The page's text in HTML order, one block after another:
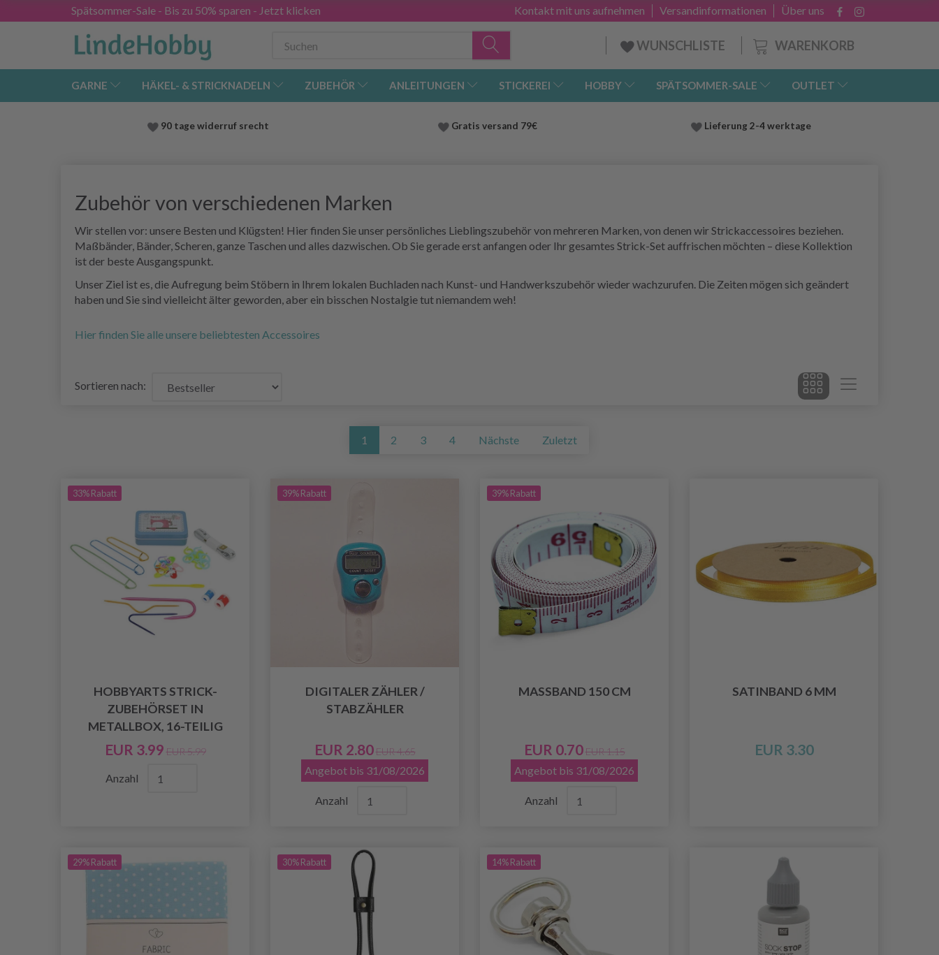
Spätsommer-Sale - Bis zu 50% sparen - Jetzt klicken Über uns
Versandinformationen
Kontakt mit uns aufnehmen
WARENKORB
WUNSCHLISTE
GARNE HÄKEL- & STRICKNADELN ZUBEHÖR ANLEITUNGEN STICKEREI HOBBY SPÄTSOMMER-SALE OUTLET
90 tage widerruf srecht Gratis versand 79€ Lieferung 2-4 werktage
Zubehör von verschiedenen Marken
Wir stellen vor: unsere Besten und Klügsten! Hier finden Sie unser persönliches Lieblingszubehör von mehreren Marken, von denen wir Strickaccessoires beziehen.
Maßbänder, Bänder, Scheren, ganze Taschen und alles dazwischen. Ob Sie gerade erst anfangen oder Ihr gesamtes Strick-Set auffrischen möchten – diese Kollektion
ist der beste Ausgangspunkt.
Unser Ziel ist es, die Aufregung beim Stöbern in Ihrem lokalen Buchladen nach Kunst- und Handwerkszubehör wieder wachzurufen. Die Zeiten mögen sich geändert
haben und Sie sind vielleicht älter geworden, aber ein bisschen Nostalgie tut niemandem weh!
Hier finden Sie alle unsere beliebtesten Accessoires
Sortieren nach:
1 2 3 4 Nächste Zuletzt
33% Rabatt
HOBBYARTS STRICK-
ZUBEHÖRSET IN
METALLBOX, 16-TEILIG
EUR 3.99 EUR 5.99
Anzahl
39% Rabatt
DIGITALER ZÄHLER /
STABZÄHLER
EUR 2.80 EUR 4.65
Angebot bis 31/08/2026
Anzahl
39% Rabatt
MASSBAND 150 CM
EUR 0.70 EUR 1.15
Angebot bis 31/08/2026
Anzahl
SATINBAND 6 MM
EUR 3.30
29% Rabatt 30% Rabatt 14% Rabatt